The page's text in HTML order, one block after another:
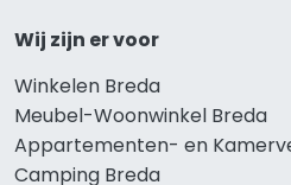
Wij zijn er voor
Winkelen Breda
Meubel-Woonwinkel Breda
Appartementen- en
Camping Breda